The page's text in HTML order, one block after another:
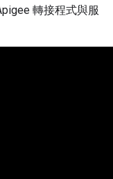
轉接程式與服